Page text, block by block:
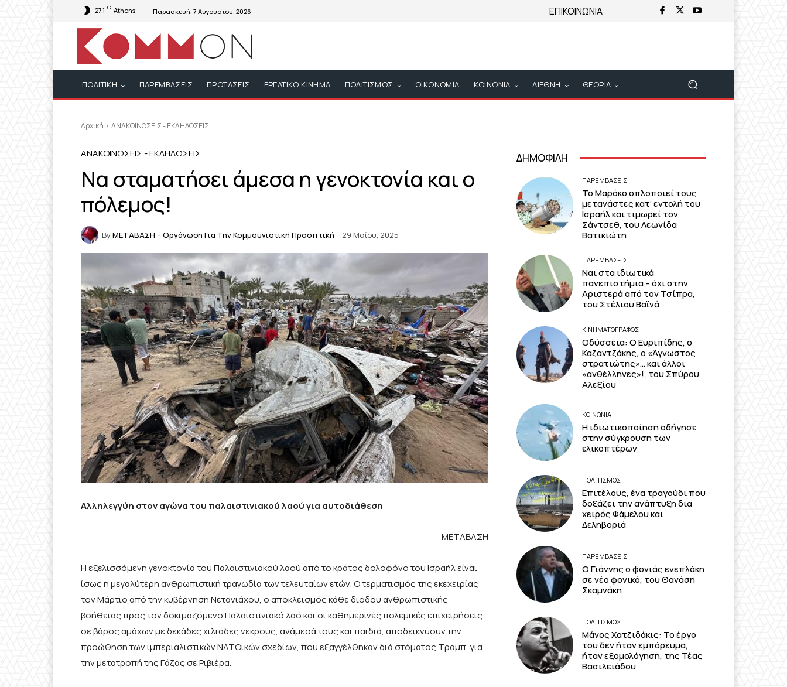
27.1 C Athens Παρασκευή, 7 Αυγούστου, 2026 ΕΠΙΚΟΙΝΩΝΙΑ
ΠΟΛΙΤΙΚΗ ΠΑΡΕΜΒΑΣΕΙΣ ΠΡΟΤΑΣΕΙΣ ΕΡΓΑΤΙΚΟ ΚΙΝΗΜΑ ΠΟΛΙΤΙΣΜΟΣ ΟΙΚΟΝΟΜΙΑ ΚΟΙΝΩΝΙΑ ΔΙΕΘΝΗ ΘΕΩΡΙΑ
Αρχική ΑΝΑΚΟΙΝΩΣΕΙΣ - ΕΚΔΗΛΩΣΕΙΣ
ΑΝΑΚΟΙΝΩΣΕΙΣ - ΕΚΔΗΛΩΣΕΙΣ
Να σταματήσει άμεσα η γενοκτονία και ο
πόλεμος!
ByΜΕΤΑΒΑΣΗ – Οργάνωση Για Την Κομμουνιστική Προοπτική 29 Μαΐου, 2025
Αλληλεγγύη στον αγώνα του παλαιστινιακού λαού για αυτοδιάθεση
ΜΕΤΑΒΑΣΗ
Η εξελισσόμενη γενοκτονία του Παλαιστινιακού λαού από το κράτος δολοφόνο του Ισραήλ είναι
ίσως η μεγαλύτερη ανθρωπιστική τραγωδία των τελευταίων ετών. Ο τερματισμός της εκεχειρίας
τον Μάρτιο από την κυβέρνηση Νετανιάχου, ο αποκλεισμός κάθε διόδου ανθρωπιστικής
βοήθειας προς τον δοκιμαζόμενο Παλαιστινιακό λαό και οι καθημερινές πολεμικές επιχειρήσεις
σε βάρος αμάχων με δεκάδες χιλιάδες νεκρούς, ανάμεσά τους και παιδιά, αποδεικνύουν την
προώθηση των ιμπεριαλιστικών ΝΑΤΟικών σχεδίων, που εξαγγέλθηκαν διά στόματος Τραμπ, για
την μετατροπή της Γάζας σε Ριβιέρα.
ΔΗΜΟΦΙΛΗ
ΠΑΡΕΜΒΑΣΕΙΣ
Το Μαρόκο οπλοποιεί τους
μετανάστες κατ’ εντολή του
Ισραήλ και τιμωρεί τον
Σάντσεθ, του Λεωνίδα
Βατικιώτη
ΠΑΡΕΜΒΑΣΕΙΣ
Ναι στα ιδιωτικά
πανεπιστήμια – όχι στην
Αριστερά από τον Τσίπρα,
του Στέλιου Βαϊνά
ΚΙΝΗΜΑΤΟΓΡΆΦΟΣ
Οδύσσεια: Ο Ευριπίδης, ο
Καζαντζάκης, ο «Άγνωστος
στρατιώτης»… και άλλοι
«ανθέλληνες»!, του Σπύρου
Αλεξίου
ΚΟΙΝΩΝΙΑ
Η ιδιωτικοποίηση οδήγησε
στην σύγκρουση των
ελικοπτέρων
ΠΟΛΙΤΙΣΜΟΣ
Επιτέλους, ένα τραγούδι που
δοξάζει την ανάπτυξη δια
χειρός Φάμελου και
Δεληβοριά
ΠΑΡΕΜΒΑΣΕΙΣ
Ο Γιάννης ο φονιάς ενεπλάκη
σε νέο φονικό, του Θανάση
Σκαμνάκη
ΠΟΛΙΤΙΣΜΟΣ
Μάνος Χατζιδάκις: Το έργο
του δεν ήταν εμπόρευμα,
ήταν εξομολόγηση, της Τέας
Βασιλειάδου